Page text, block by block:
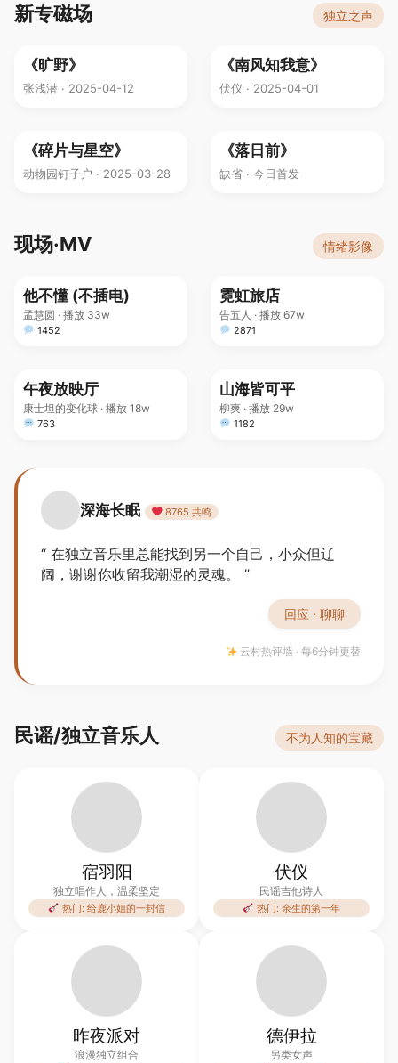
新专磁场 独立之声
《旷野》
张浅潜 · 2025-04-12
《南风知我意》
伏仪 · 2025-04-01
《碎片与星空》
动物园钉子户 · 2025-03-28
《落日前》
缺省 · 今日首发
现场·MV 情绪影像
他不懂 (不插电)
孟慧圆 · 播放 33w
1452
5:21
霓虹旅店
告五人 · 播放 67w
2871
午夜放映厅
康士坦的变化球 · 播放 18w
763
山海皆可平
柳爽 · 播放 29w
1182
深海长眠 8765 共鸣
“ 在独立音乐里总能找到另一个自己，小众但辽
阔，谢谢你收留我潮湿的灵魂。 ”
回应 · 聊聊
云村热评墙 · 每6分钟更替
民谣/独立音乐人 不为人知的宝藏
宿羽阳
独立唱作人，温柔坚定
热门: 给鹿小姐的一封信
伏仪
民谣吉他诗人
热门: 余生的第一年
昨夜派对
浪漫独立组合
德伊拉
另类女声